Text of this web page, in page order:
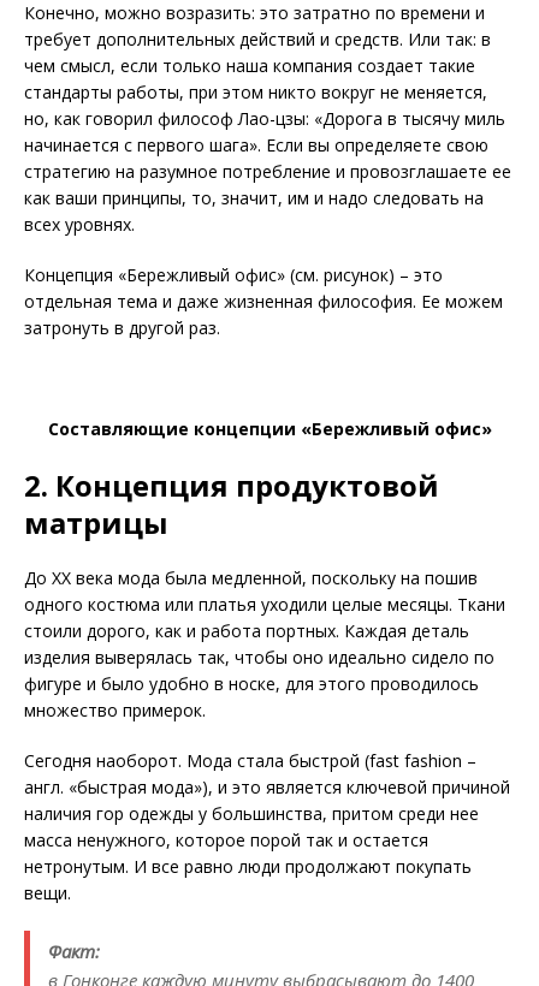
Конечно, можно возразить: это затратно по времени и
требует дополнительных действий и средств. Или так: в
чем смысл, если только наша компания создает такие
стандарты работы, при этом никто вокруг не меняется,
но, как говорил философ Лао-цзы: «Дорога в тысячу миль
начинается с первого шага». Если вы определяете свою
стратегию на разумное потребление и провозглашаете ее
как ваши принципы, то, значит, им и надо следовать на
всех уровнях.
Концепция «Бережливый офис» (см. рисунок) – это
отдельная тема и даже жизненная философия. Ее можем
затронуть в другой раз.
Составляющие концепции «Бережливый офис»
2. Концепция продуктовой
матрицы
До ХХ века мода была медленной, поскольку на пошив
одного костюма или платья уходили целые месяцы. Ткани
стоили дорого, как и работа портных. Каждая деталь
изделия выверялась так, чтобы оно идеаль­но сидело по
фигуре и было удобно в носке, для этого проводилось
множество примерок.
Сегодня наоборот. Мода стала быстрой (fast fashion –
англ. «быстрая мода»), и это является ключевой причиной
наличия гор одежды у большинства, притом среди нее
масса ненужного, которое порой так и остается
нетронутым. И все равно люди продолжают покупать
вещи.
Факт:
в Гонконге каждую минуту выбрасывают до 1400